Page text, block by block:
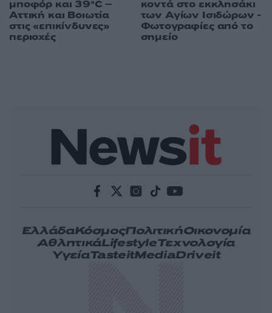
μποφόρ και 39°C –
Αττική και Βοιωτία
στις «επικίνδυνες»
περιοχές
κοντά στο εκκλησάκι
των Αγίων Ισιδώρων -
Φωτογραφίες από το
σημείο
ΕλλάδαΚόσμοςΠολιτικήΟικονομία
ΑθλητικάLifestyleΤεχνολογία
ΥγείαTasteitMediaDriveit